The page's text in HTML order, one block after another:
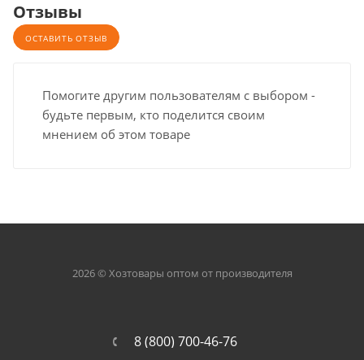
Отзывы
ОСТАВИТЬ ОТЗЫВ
Помогите другим пользователям с выбором -
будьте первым, кто поделится своим
мнением об этом товаре
2026 © Хозтовары оптом от производителя
8 (800) 700-46-76